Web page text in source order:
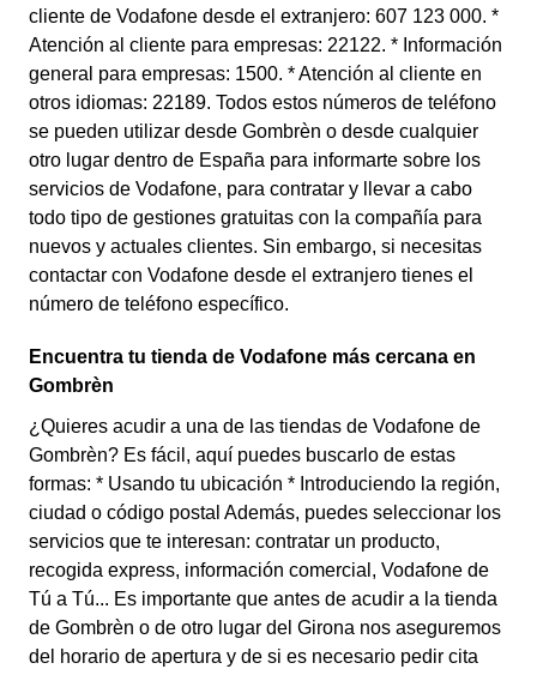
cliente de Vodafone desde el extranjero: 607 123 000. *
Atención al cliente para empresas: 22122. * Información
general para empresas: 1500. * Atención al cliente en
otros idiomas: 22189. Todos estos números de teléfono
se pueden utilizar desde Gombrèn o desde cualquier
otro lugar dentro de España para informarte sobre los
servicios de Vodafone, para contratar y llevar a cabo
todo tipo de gestiones gratuitas con la compañía para
nuevos y actuales clientes. Sin embargo, si necesitas
contactar con Vodafone desde el extranjero tienes el
número de teléfono específico.
Encuentra tu tienda de Vodafone más cercana en
Gombrèn
¿Quieres acudir a una de las tiendas de Vodafone de
Gombrèn? Es fácil, aquí puedes buscarlo de estas
formas: * Usando tu ubicación * Introduciendo la región,
ciudad o código postal Además, puedes seleccionar los
servicios que te interesan: contratar un producto,
recogida express, información comercial, Vodafone de
Tú a Tú... Es importante que antes de acudir a la tienda
de Gombrèn o de otro lugar del Girona nos aseguremos
del horario de apertura y de si es necesario pedir cita